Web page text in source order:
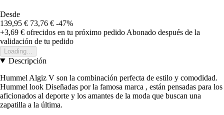
Desde
139,95 € 73,76 € -47%
+3,69 € ofrecidos en tu próximo pedido Abonado después de la
validación de tu pedido
Loading...
Descripción
Hummel Algiz V son la combinación perfecta de estilo y comodidad.
Hummel look Diseñadas por la famosa marca , están pensadas para los
aficionados al deporte y los amantes de la moda que buscan una
zapatilla a la última.